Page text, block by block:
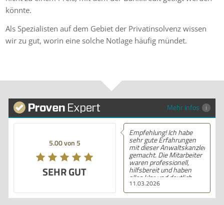
könnte.
Als Spezialisten auf dem Gebiet der Privatinsolvenz wissen
wir zu gut, worin eine solche Notlage häufig mündet.
Mehr Infos
5.00 von 5
SEHR GUT
11.03.2026
Empfehlung! Ich habe
sehr gute Erfahrungen
mit dieser Anwaltskanzlei
gemacht. Die Mitarbeiter
waren professionell,
hilfsbereit und haben
alles klar und deutlich
erklärt. Ich bin mit der
Beratung sehr zufrieden
und kann ihre